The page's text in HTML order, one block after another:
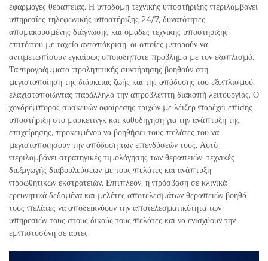
εφαρμογές θεραπείας. Η υποδομή τεχνικής υποστήριξης περιλαμβάνει
υπηρεσίες τηλεφωνικής υποστήριξης 24/7, δυνατότητες
απομακρυσμένης διάγνωσης και ομάδες τεχνικής υποστήριξης
επιτόπου με ταχεία ανταπόκριση, οι οποίες μπορούν να
αντιμετωπίσουν εγκαίρως οποιοδήποτε πρόβλημα με τον εξοπλισμό.
Τα προγράμματα προληπτικής συντήρησης βοηθούν στη
μεγιστοποίηση της διάρκειας ζωής και της απόδοσης του εξοπλισμού,
ελαχιστοποιώντας παράλληλα την απρόβλεπτη διακοπή λειτουργίας. Ο
χονδρέμπορος συσκευών αφαίρεσης τριχών με λέιζερ παρέχει επίσης
υποστήριξη στο μάρκετινγκ και καθοδήγηση για την ανάπτυξη της
επιχείρησης, προκειμένου να βοηθήσει τους πελάτες του να
μεγιστοποιήσουν την απόδοση των επενδύσεών τους. Αυτό
περιλαμβάνει στρατηγικές τιμολόγησης των θεραπειών, τεχνικές
διεξαγωγής διαβουλεύσεων με τους πελάτες και ανάπτυξη
προωθητικών εκστρατειών. Επιπλέον, η πρόσβαση σε κλινικά
ερευνητικά δεδομένα και μελέτες αποτελεσμάτων θεραπειών βοηθά
τους πελάτες να αποδεικνύουν την αποτελεσματικότητα των
υπηρεσιών τους στους δικούς τους πελάτες και να ενισχύουν την
εμπιστοσύνη σε αυτές.